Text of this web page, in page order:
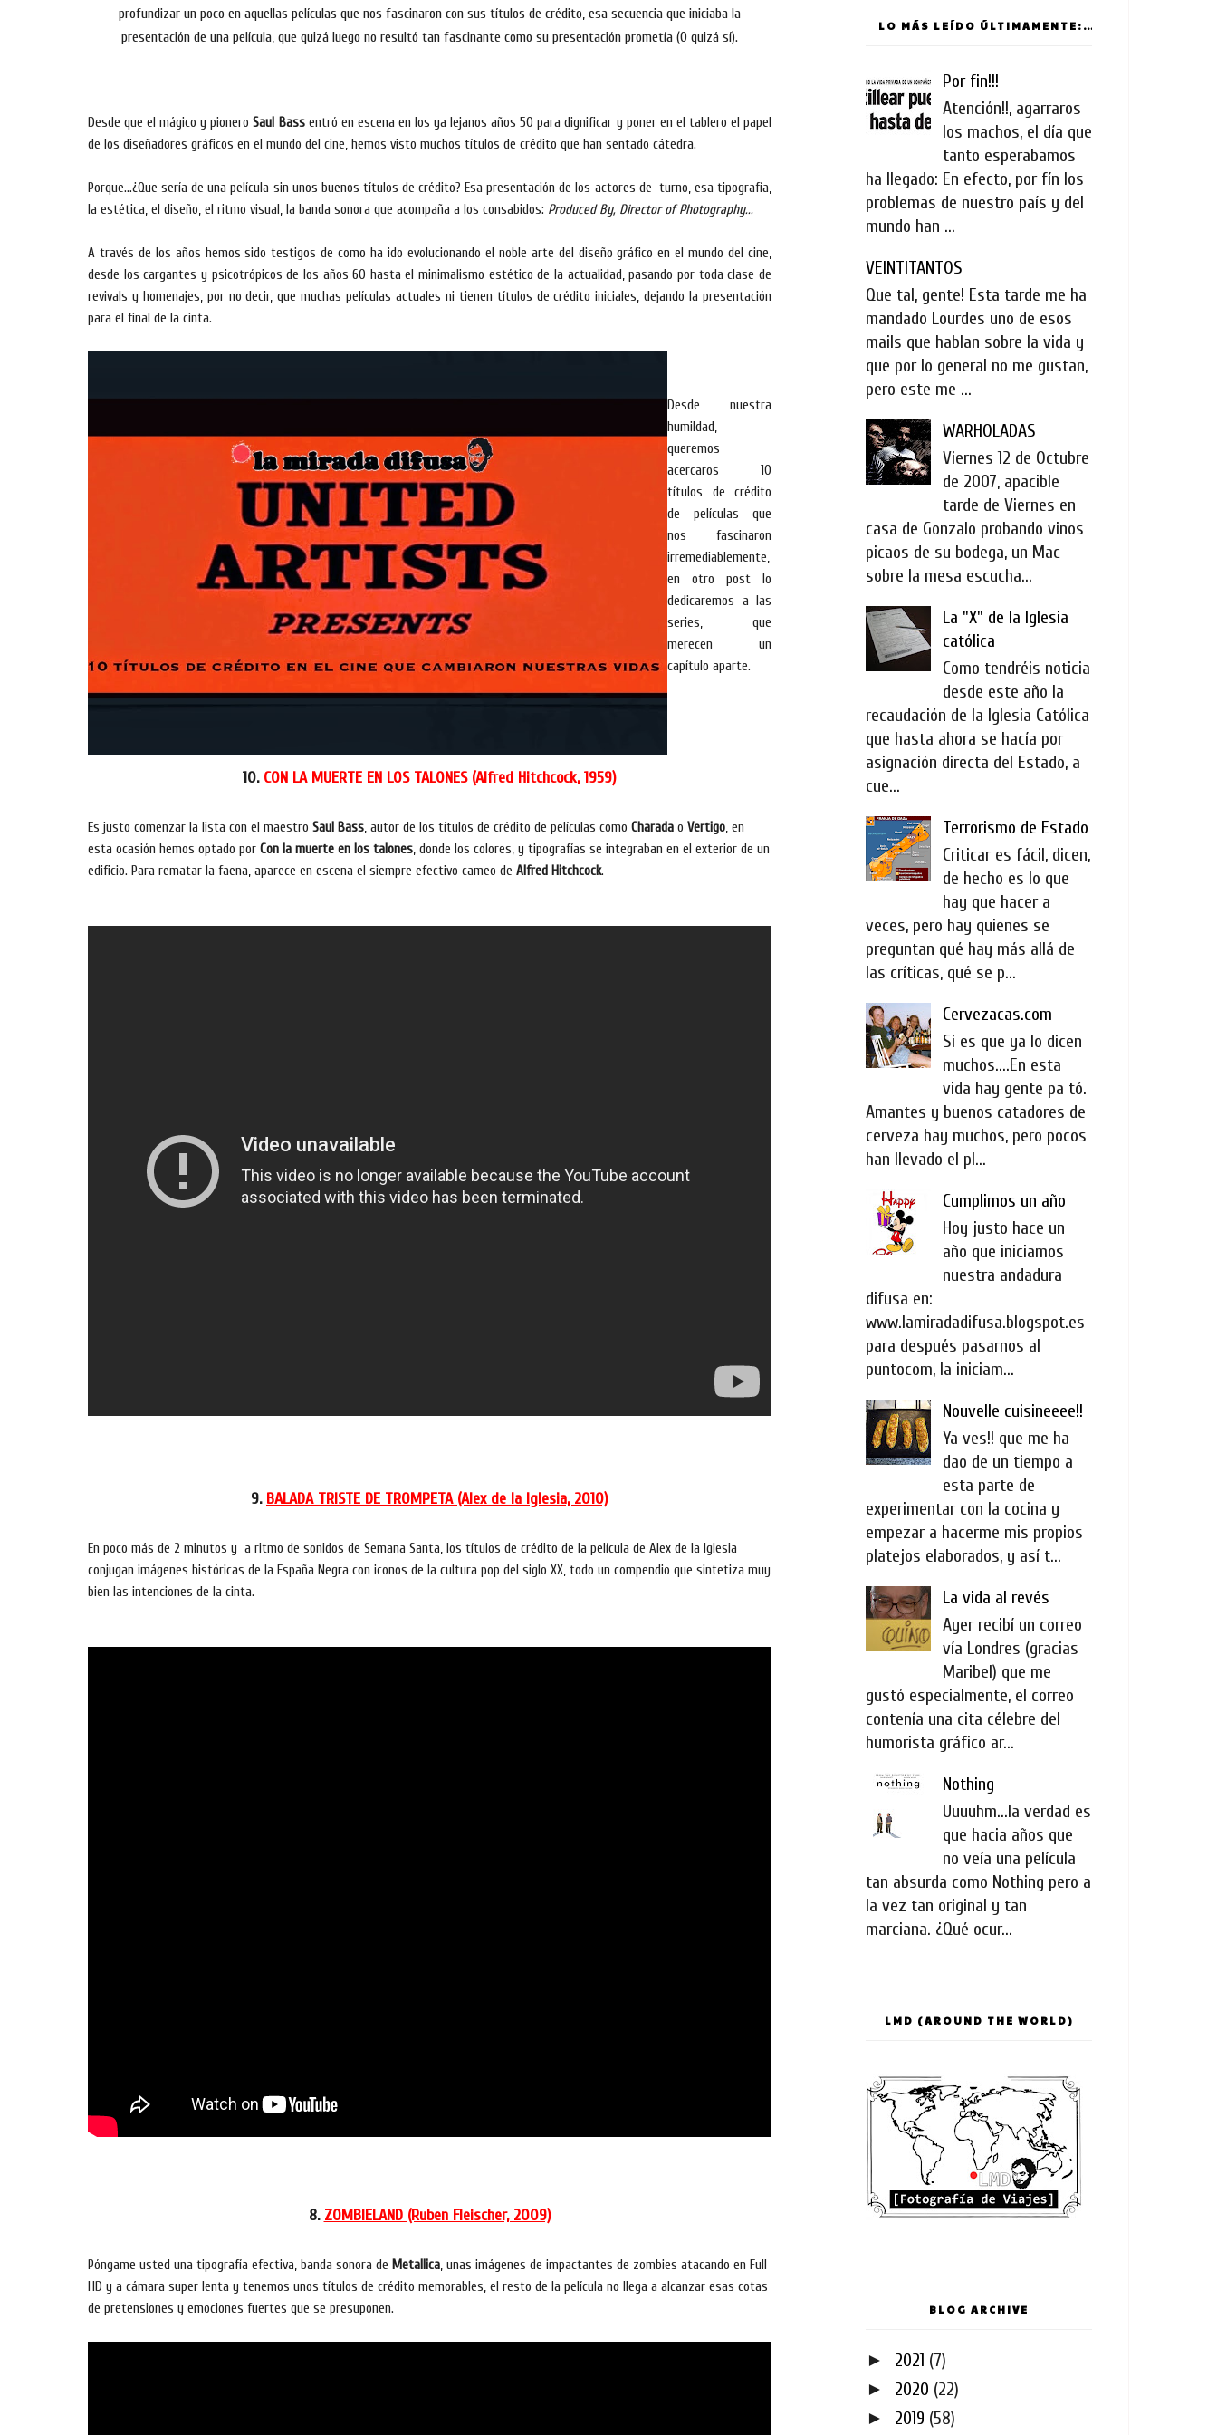
profundizar un poco en aquellas películas que nos fascinaron con sus títulos de crédito, esa secuencia que iniciaba la
presentación de una película, que quizá luego no resultó tan fascinante como su presentación prometía (O quizá sí).
Desde que el mágico y pioneroSaul Bassentró en escena en los ya lejanos años 50 para dignificar y poner en el tablero el papel
de los diseñadores gráficos en el mundo del cine, hemos visto muchos títulos de crédito que han sentado cátedra.
Porque...¿Que sería de una película sin unos buenos títulos de crédito? Esa presentación de los actores de turno, esa tipografía,
la estética, el diseño, el ritmo visual, la banda sonora que acompaña a los consabidos: Produced By, Director of Photography...
A través de los años hemos sido testigos de como ha ido evolucionando el noble arte del diseño gráfico en el mundo del cine,
desde los cargantes y psicotrópicos de los años 60 hasta el minimalismo estético de la actualidad, pasando por toda clase de
revivals y homenajes, por no decir, que muchas películas actuales ni tienen títulos de crédito iniciales, dejando la presentación
para el final de la cinta.
Desde nuestra
humildad,
queremos
acercaros 10
títulos de crédito
de películas que
nos fascinaron
irremediablemente,
en otro post lo
dedicaremos a las
series, que
merecen un
capítulo aparte.
10. CON LA MUERTE EN LOS TALONES (Alfred Hitchcock, 1959)
Es justo comenzar la lista con el maestro Saul Bass, autor de los títulos de crédito de películas como Charada o Vertigo, en
esta ocasión hemos optado por Con la muerte en los talones, donde los colores, y tipografías se integraban en el exterior de un
edificio. Para rematar la faena, aparece en escena el siempre efectivo cameo de Alfred Hitchcock.
9. BALADA TRISTE DE TROMPETA (Alex de la Iglesia, 2010)
En poco más de 2 minutos y a ritmo de sonidos de Semana Santa, los títulos de crédito de la película de Alex de la Iglesia
conjugan imágenes históricas de la España Negra con iconos de la cultura pop del siglo XX, todo un compendio que sintetiza muy
bien las intenciones de la cinta.
8. ZOMBIELAND (Ruben Fleischer, 2009)
Póngame usted una tipografía efectiva, banda sonora de Metallica, unas imágenes de impactantes de zombies atacando en Full
HD y a cámara super lenta y tenemos unos títulos de crédito memorables, el resto de la película no llega a alcanzar esas cotas
de pretensiones y emociones fuertes que se presuponen.
LO MÁS LEÍDO ÚLTIMAMENTE:
Por fin!!!
Atención!!, agarraros
los machos, el día que
tanto esperabamos
ha llegado: En efecto, por fín los
problemas de nuestro país y del
mundo han ...
VEINTITANTOS
Que tal, gente! Esta tarde me ha
mandado Lourdes uno de esos
mails que hablan sobre la vida y
que por lo general no me gustan,
pero este me ...
WARHOLADAS
Viernes 12 de Octubre
de 2007, apacible
tarde de Viernes en
casa de Gonzalo probando vinos
picaos de su bodega, un Mac
sobre la mesa escucha...
La "X" de la Iglesia
católica
Como tendréis noticia
desde este año la
recaudación de la Iglesia Católica
que hasta ahora se hacía por
asignación directa del Estado, a
cue...
Terrorismo de Estado
Criticar es fácil, dicen,
de hecho es lo que
hay que hacer a
veces, pero hay quienes se
preguntan qué hay más allá de
las críticas, qué se p...
Cervezacas.com
Si es que ya lo dicen
muchos....En esta
vida hay gente pa tó.
Amantes y buenos catadores de
cerveza hay muchos, pero pocos
han llevado el pl...
Cumplimos un año
Hoy justo hace un
año que iniciamos
nuestra andadura
difusa en:
www.lamiradadifusa.blogspot.es
para después pasarnos al
puntocom, la iniciam...
Nouvelle cuisineeee!!
Ya ves!! que me ha
dao de un tiempo a
esta parte de
experimentar con la cocina y
empezar a hacerme mis propios
platejos elaborados, y así t...
La vida al revés
Ayer recibí un correo
vía Londres (gracias
Maribel) que me
gustó especialmente, el correo
contenía una cita célebre del
humorista gráfico ar...
Nothing
Uuuuhm...la verdad es
que hacia años que
no veía una película
tan absurda como Nothing pero a
la vez tan original y tan
marciana. ¿Qué ocur...
LMD (AROUND THE WORLD)
BLOG ARCHIVE
► 2021 (7)
► 2020 (22)
► 2019 (58)